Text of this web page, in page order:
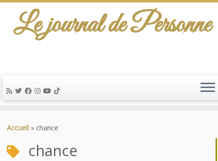
au
Le journal de Personne
Accueil » chance
chance